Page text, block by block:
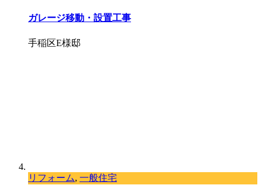
ガレージ移動・設置工事
手稲区E様邸
リフォーム, 一般住宅